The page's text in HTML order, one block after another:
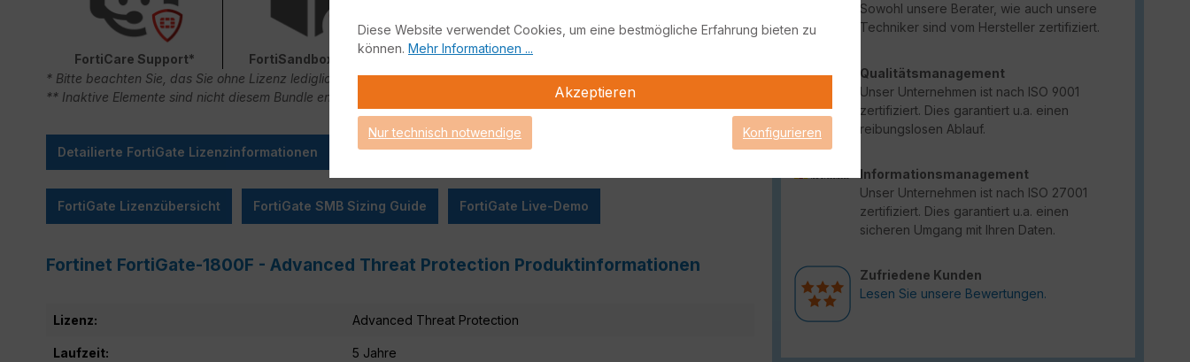
Sowohl unsere Berater, wie auch unsere
Techniker sind vom Hersteller zertifiziert.
Qualitätsmanagement
Unser Unternehmen ist nach ISO 9001
zertifiziert. Dies garantiert u.a. einen
reibungslosen Ablauf.
Informationsmanagement
Unser Unternehmen ist nach ISO 27001
zertifiziert. Dies garantiert u.a. einen
sicheren Umgang mit Ihren Daten.
Zufriedene Kunden
Lesen Sie unsere Bewertungen.
FortiCare Support* FortiSandbox Cloud
* Bitte beachten Sie, das Sie ohne Lizenz lediglich 90 Tage von FortiCare Support gebrauch machen können.
** Inaktive Elemente sind nicht diesem Bundle enthalten.
Detailierte FortiGate Lizenzinformationen
FortiGate Lizenzübersicht FortiGate SMB Sizing Guide FortiGate Live-Demo
Fortinet FortiGate-1800F - Advanced Threat Protection Produktinformationen
Lizenz: Advanced Threat Protection
Laufzeit: 5 Jahre
Diese Website verwendet Cookies, um eine bestmögliche Erfahrung bieten zu
können. Mehr Informationen ...
Akzeptieren
Nur technisch notwendige Konfigurieren